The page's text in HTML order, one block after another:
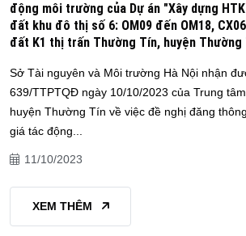
động môi trường của Dự án "Xây dựng
đất khu đô thị số 6: OM09 đến OM18,
đất K1 thị trấn Thường Tín, huyện Thường
Sở Tài nguyên và Môi trường Hà Nội nhận
639/TTPTQĐ ngày 10/10/2023 của Trung
huyện Thường Tín về việc đề nghị đăng
giá tác động...
11/10/2023
XEM THÊM